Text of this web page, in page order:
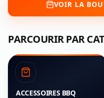
VOIR LA
PARCOURIR PAR
ACCESSOIRES BBQ